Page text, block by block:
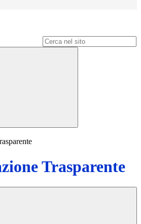
Trasparente